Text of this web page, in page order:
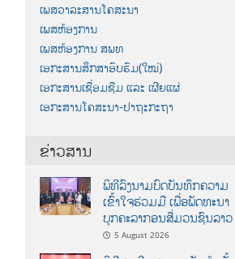
ເພສວາລະສານໂຄສະນາ
ເພສຫ້ອງການ
ເພສຫ້ອງການ ສພທ
ເອກະສານສຶກສາອົບຮົມ(ໃໝ່)
ເອກະສານເຊື່ອມຊືມ ແລະ ເຜີຍແຜ່
ເອກະສານໂຄສະນາ-ປາຖະກະຖາ
ຂ່າວສານ
ພິທີລົງນາມບົດບັນທຶກຄວາມ
ເຂົ້າໃຈຮ່ວມມື ເພື່ອພັດທະນາ
ບຸກຄະລາກອນສື່ມວນຊົນລາວ
5 August 2026